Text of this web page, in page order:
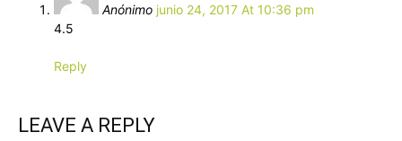
Anónimo junio 24, 2017 At 10:36 pm
4.5
Reply
LEAVE A REPLY